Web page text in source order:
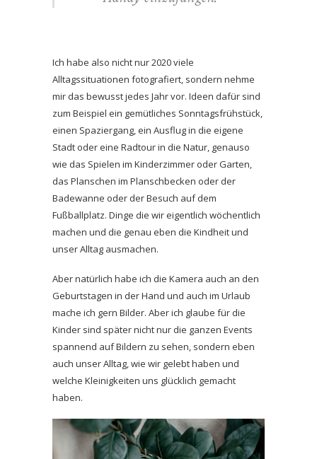
Ich habe also nicht nur 2020 viele
Alltagssituationen fotografiert, sondern nehme
mir das bewusst jedes Jahr vor. Ideen dafür sind
zum Beispiel ein gemütliches Sonntagsfrühstück,
einen Spaziergang, ein Ausflug in die eigene
Stadt oder eine Radtour in die Natur, genauso
wie das Spielen im Kinderzimmer oder Garten,
das Planschen im Planschbecken oder der
Badewanne oder der Besuch auf dem
Fußballplatz. Dinge die wir eigentlich wöchentlich
machen und die genau eben die Kindheit und
unser Alltag ausmachen.
Aber natürlich habe ich die Kamera auch an den
Geburtstagen in der Hand und auch im Urlaub
mache ich gern Bilder. Aber ich glaube für die
Kinder sind später nicht nur die ganzen Events
spannend auf Bildern zu sehen, sondern eben
auch unser Alltag, wie wir gelebt haben und
welche Kleinigkeiten uns glücklich gemacht
haben.